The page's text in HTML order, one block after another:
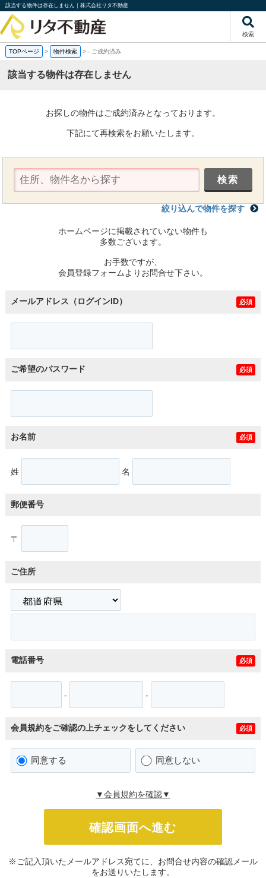
該当する物件は存在しません｜株式会社リタ不動産
検索
TOPページ > 物件検索 >- ご成約済み
該当する物件は存在しません
お探しの物件はご成約済みとなっております。
下記にて再検索をお願いたします。
絞り込んで物件を探す
ホームページに掲載されていない物件も
多数ございます。
お手数ですが、
会員登録フォームよりお問合せ下さい。
メールアドレス（ログインID） 必須
ご希望のパスワード 必須
お名前 必須
姓 名
郵便番号
〒
ご住所
電話番号 必須
- -
会員規約をご確認の上チェックをしてください 必須
同意する 同意しない
▼会員規約を確認▼
※ご記入頂いたメールアドレス宛てに、お問合せ内容の確認メール
をお送りいたします。